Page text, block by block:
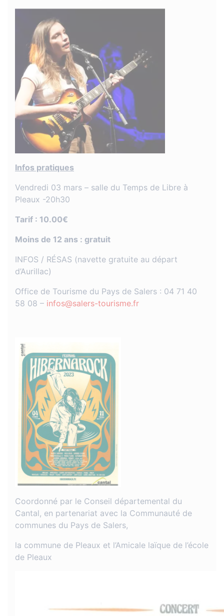
Infos pratiques
Vendredi 03 mars – salle du Temps de Libre à
Pleaux -20h30
Tarif : 10.00€
Moins de 12 ans : gratuit
INFOS / RÉSAS (navette gratuite au départ
d’Aurillac)
Office de Tourisme du Pays de Salers : 04 71 40
58 08 – infos@salers-tourisme.fr
Coordonné par le Conseil départemental du
Cantal, en partenariat avec la Communauté de
communes du Pays de Salers,
la commune de Pleaux et l’Amicale laïque de l’école
de Pleaux